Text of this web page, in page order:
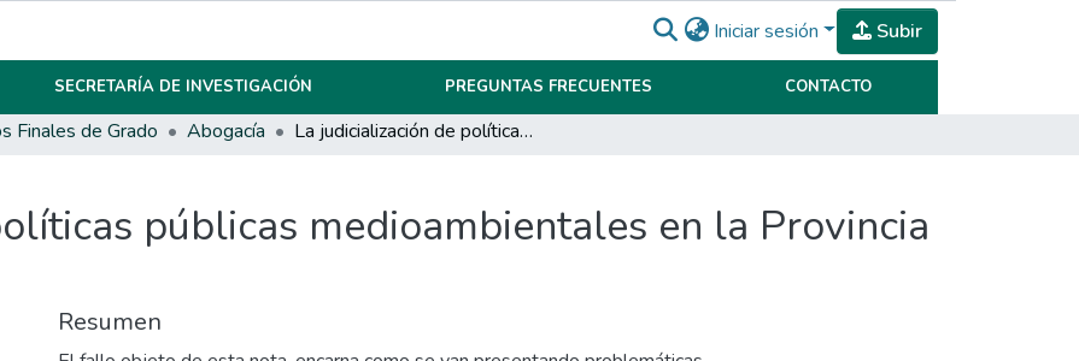
Iniciar sesión Subir
SECRETARÍA DE INVESTIGACIÓN PREGUNTAS FRECUENTES CONTACTO
Finales de Grado Abogacía La judicialización de políticas públicas medioambientales en la Provincia de Mendoza
públicas medioambientales en la Provincia
Resumen